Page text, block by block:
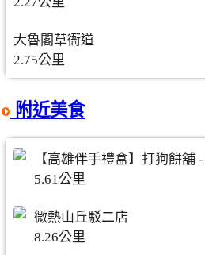
大魯閣草衙道
2.75公里
附近美食
【高雄伴手禮盒】打狗餅舖
5.61公里
微熱山丘駁二店
8.26公里